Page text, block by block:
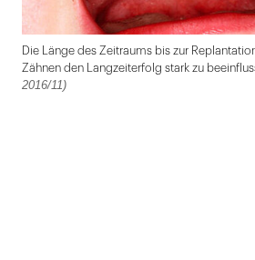
Die Länge des Zeitraums bis zur
Zähnen den Langzeiterfolg stark zu
2016/11)